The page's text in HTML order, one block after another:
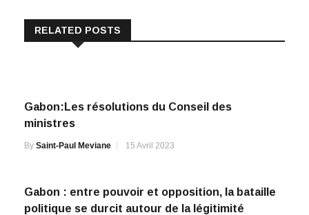
RELATED POSTS
Gabon:Les résolutions du Conseil des
ministres
By Saint-Paul Meviane 15 Avril 2023
Gabon : entre pouvoir et opposition, la bataille
politique se durcit autour de la légitimité